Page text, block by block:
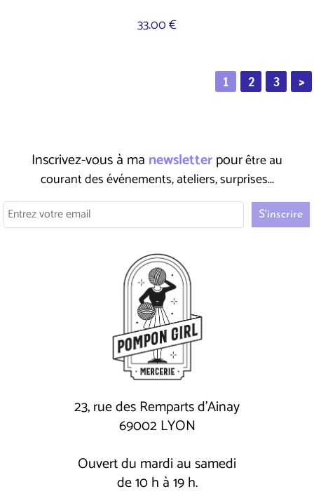
33.00 €
1 2 3 >
Inscrivez-vous à ma newsletterpourêtre au
courant des événements, ateliers, surprises...
23, rue des Remparts d'Ainay
69002 LYON
Ouvert du mardi au samedi
de 10 h à 19 h.